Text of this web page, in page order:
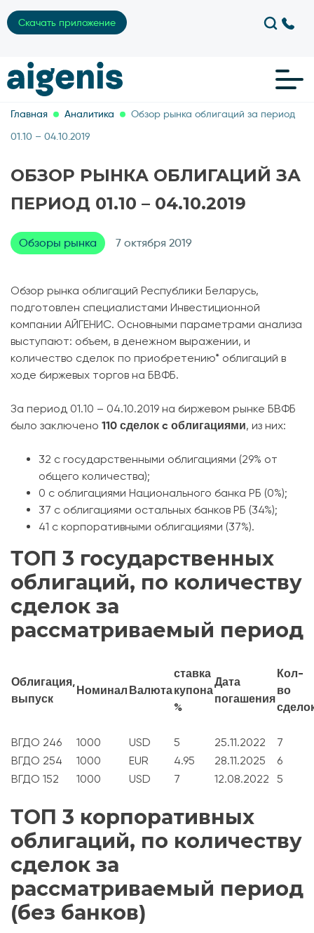
Скачать приложение
Главная Аналитика
Обзор рынка облигаций за период
01.10 – 04.10.2019
ОБЗОР РЫНКА ОБЛИГАЦИЙ ЗА
ПЕРИОД 01.10 – 04.10.2019
Обзоры рынка 7 октября 2019
Обзор рынка облигаций Республики Беларусь,
подготовлен специалистами Инвестиционной
компании АЙГЕНИС. Основными параметрами анализа
выступают: объем, в денежном выражении, и
количество сделок по приобретению* облигаций в
ходе биржевых торгов на БВФБ.
За период 01.10 – 04.10.2019 на биржевом рынке БВФБ
было заключено 110сделокc облигациями, из них:
32 с государственными облигациями (29% от
общего количества);
0 с облигациями Национального банка РБ (0%);
37 с облигациями остальных банков РБ (34%);
41 с корпоративными облигациями (37%).
ТОП 3 государственных
облигаций, по количеству
сделок за
рассматриваемый период
Облигация,
выпуск
НоминалВалюта
ставка
купона
%
Дата
погашения
Кол-
во
ВГДО 246 1000 USD 5 25.11.2022
7
ВГДО 254
1000 EUR 4.95 28.11.2025
6
ВГДО 152
1000 USD 7 12.08.2022 5
ТОП 3 корпоративных
облигаций, по количеству
сделок за
рассматриваемый период
(без банков)